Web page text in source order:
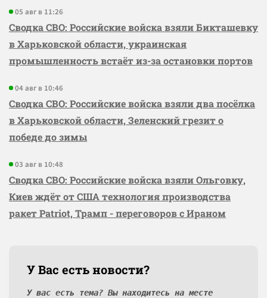
05 авг в 11:26
Сводка СВО: Российские войска взяли Бикташевку
в Харьковской области, украинская
промышленность встаёт из-за остановки портов
04 авг в 10:46
Сводка СВО: Российские войска взяли два посёлка
в Харьковской области, Зеленский грезит о
победе до зимы
03 авг в 10:48
Сводка СВО: Российские войска взяли Ольговку,
Киев ждёт от США технология производства
ракет Patriot, Трамп - переговоров с Ираном
У Вас есть новости?
У вас есть тема? Вы находитесь на месте